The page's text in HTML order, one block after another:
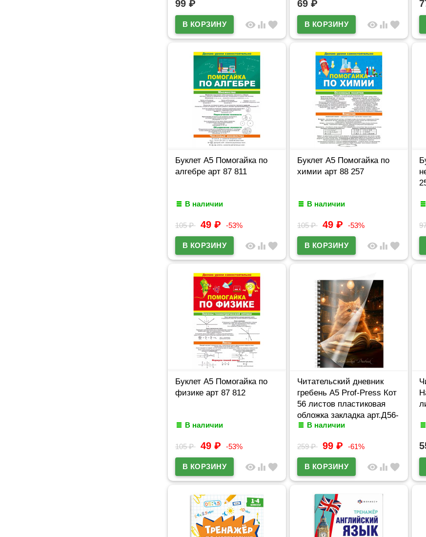
99 ₽
visibility equalizer favorite
69 ₽
visibility equalizer favorite
Буклет А5 Помогайка по
алгебре арт 87 811
В наличии
105₽ 49 ₽ -53%
visibility equalizer favorite
Буклет А5 Помогайка по
химии арт 88 257
В наличии
105₽ 49 ₽ -53%
visibility equalizer favorite
Буклет А5 Помогайка по
физике арт 87 812
В наличии
105₽ 49 ₽ -53%
visibility equalizer favorite
Читательский дневник
гребень А5 Prof-Press Кот
56 листов пластиковая
обложка закладка арт.Д56-
6610В наличии
259₽ 99 ₽ -61%
visibility equalizer favorite